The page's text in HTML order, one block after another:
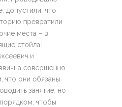
допустили, что
превратили
места – в
стойла!
и
совершенно
что они обязаны
занятие, но
чтобы